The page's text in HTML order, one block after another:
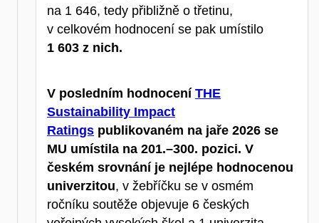
na 1 646, tedy přibližně o třetinu,
v celkovém hodnocení se pak umístilo
1 603 z nich.
V posledním hodnocení THE
Sustainability Impact
Ratings publikovaném na jaře 2026 se
MU umístila na 201.–300. pozici. V
českém srovnání je nejlépe hodnocenou
univerzitou, v žebříčku se v osmém
ročníku soutěže objevuje 6 českých